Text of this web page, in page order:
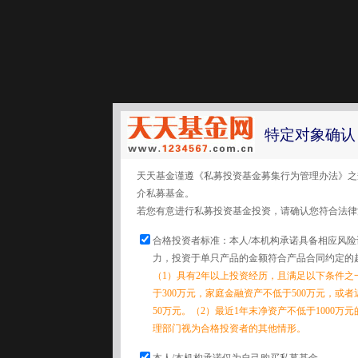
特定对象确认
天天基金谨遵《私募投资基金募集行为管理办法》
介私募基金。
若您有意进行私募投资基金投资，请确认您符合法
合格投资者标准：本人/本机构承诺具备相应风
力，投资于单只产品的金额符合产品合同约定的
（1）具有2年以上投资经历，且满足以下条件
于300万元，家庭金融资产不低于500万元，或
50万元。（2）最近1年末净资产不低于1000万
理部门视为合格投资者的其他情形。